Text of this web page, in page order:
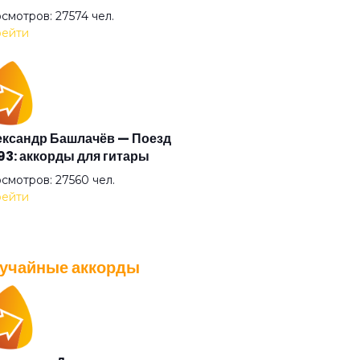
"Д"
себя сорвать
судьбы
певица
27574 чел.
Башлачёв — Поезд
аккорды для гитары
27560 чел.
— Плохо танцевать: аккорды
26038 чел.
аккорды